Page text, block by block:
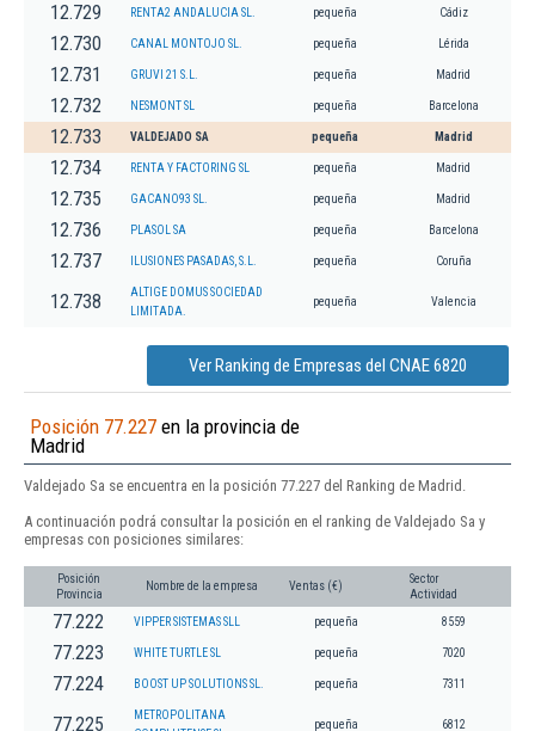
12.729 RENTA2 ANDALUCIA SL. pequeña Cádiz
12.730 CANAL MONTOJO SL. pequeña Lérida
12.731 GRUVI 21 S.L. pequeña Madrid
12.732 NESMONT SL pequeña Barcelona
12.733 VALDEJADO SA pequeña Madrid
12.734 RENTA Y FACTORING SL pequeña Madrid
12.735 GACANO93 SL. pequeña Madrid
12.736 PLASOL SA pequeña Barcelona
12.737 ILUSIONES PASADAS, S.L. pequeña Coruña
12.738
ALTIGE DOMUS SOCIEDAD
LIMITADA.
pequeña Valencia
Ver Ranking de Empresas del CNAE 6820
Posición 77.227 en la provincia de
Madrid
Valdejado Sa se encuentra en la posición 77.227 del Ranking de Madrid.
A continuación podrá consultar la posición en el ranking de Valdejado Sa y
empresas con posiciones similares:
Posición
Provincia
Nombre de la empresa Ventas (€)
Sector
Actividad
77.222 VIPPER SISTEMAS SLL pequeña 8559
77.223 WHITE TURTLE SL pequeña 7020
77.224 BOOST UP SOLUTIONS SL. pequeña 7311
77.225
METROPOLITANA
pequeña 6812